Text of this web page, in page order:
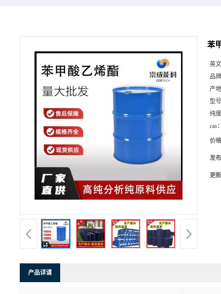
苯
英
品
产
型
纯
cas
价
发
更
产品详请